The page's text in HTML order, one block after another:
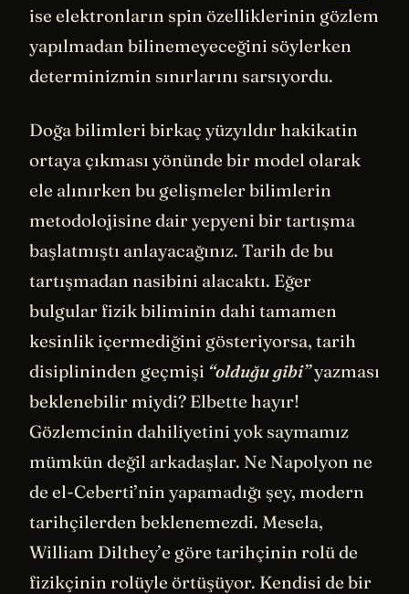
ise elektronların spin özelliklerinin gözlem
yapılmadan bilinemeyeceğini söylerken
determinizmin sınırlarını sarsıyordu.
Doğa bilimleri birkaç yüzyıldır hakikatin
ortaya çıkması yönünde bir model olarak
ele alınırken bu gelişmeler bilimlerin
metodolojisine dair yepyeni bir tartışma
başlatmıştı anlayacağınız. Tarih de bu
tartışmadan nasibini alacaktı. Eğer
bulgular fizik biliminin dahi tamamen
kesinlik içermediğini gösteriyorsa, tarih
disiplininden geçmişi “olduğu gibi”yazması
beklenebilir miydi? Elbette hayır!
Gözlemcinin dahiliyetini yok saymamız
mümkün değil arkadaşlar. Ne Napolyon ne
de el-Ceberti’nin yapamadığı şey, modern
tarihçilerden beklenemezdi. Mesela,
William Dilthey’e göre tarihçinin rolü de
fizikçinin rolüyle örtüşüyor. Kendisi de bir